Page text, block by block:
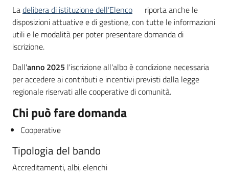
Ladelibera di istituzione dell’Elenco
riporta anche le
disposizioni attuative e di gestione, con tutte le informazioni
utili e le modalità per poter presentare domanda di
iscrizione.
Dall'anno 2025 l'iscrizione all'albo è condizione necessaria
per accedere ai contributi e incentivi previsti dalla legge
regionale riservati alle cooperative di comunità.
Chi può fare domanda
Cooperative
Tipologia del bando
Accreditamenti, albi, elenchi